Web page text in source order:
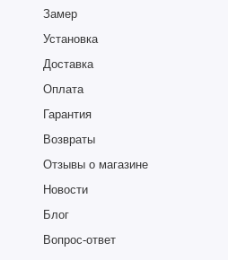
Замер
Установка
Доставка
Оплата
Гарантия
Возвраты
Отзывы о магазине
Новости
Блог
Вопрос-ответ